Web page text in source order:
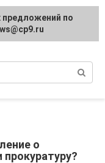
места
о
по